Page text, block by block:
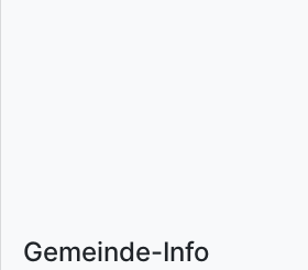
Gemeinde-Info